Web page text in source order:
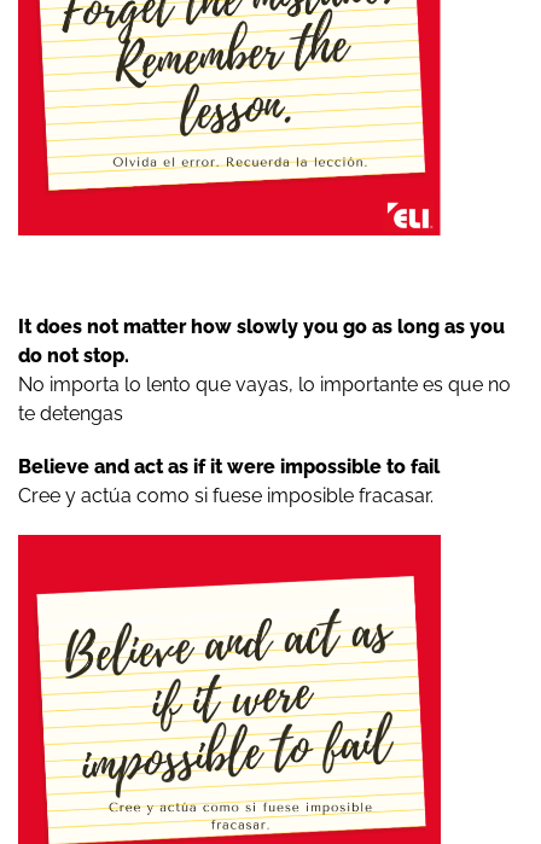
It does not matter how slowly you go as long as you
do not stop.
No importa lo lento que vayas, lo importante es que no
te detengas
Believe and act as if it were impossible to fail
Cree y actúa como si fuese imposible fracasar.